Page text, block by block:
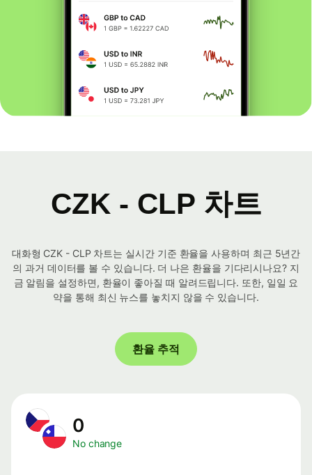
CZK - CLP 차트
대화형 CZK - CLP 차트는 실시간 기준 환율을 사용하며 최근 5년간
의 과거 데이터를 볼 수 있습니다. 더 나은 환율을 기다리시나요? 지
금 알림을 설정하면, 환율이 좋아질 때 알려드립니다. 또한, 일일 요
약을 통해 최신 뉴스를 놓치지 않을 수 있습니다.
환율 추적
0
No change